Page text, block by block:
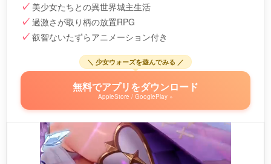
美少女たちとの異世界城主生活
過激さが取り柄の放置RPG
叡智ないたずらアニメーション付き
＼ 少女ウォーズを遊んでみる ／
無料でアプリをダウンロード
AppleStore / GooglePlay »